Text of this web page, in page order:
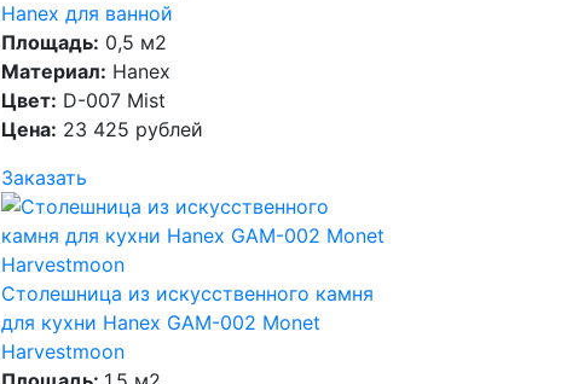
Hanex для ванной
Площадь: 0,5 м2
Материал: Hanex
Цвет: D-007 Mist
Цена: 23 425 рублей
Заказать
Столешница из искусственного камня
для кухни Hanex GAM-002 Monet
Harvestmoon